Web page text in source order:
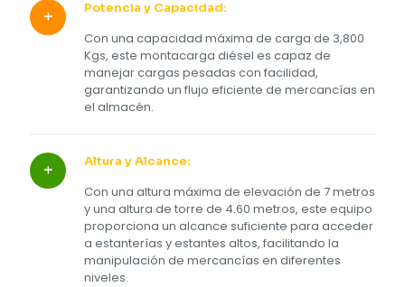
Potencia y Capacidad:
Con una capacidad máxima de carga de 3,800
Kgs, este montacarga diésel es capaz de
manejar cargas pesadas con facilidad,
garantizando un flujo eficiente de mercancías en
el almacén.
Altura y Alcance:
Con una altura máxima de elevación de 7 metros
y una altura de torre de 4.60 metros, este equipo
proporciona un alcance suficiente para acceder
a estanterías y estantes altos, facilitando la
manipulación de mercancías en diferentes
niveles.